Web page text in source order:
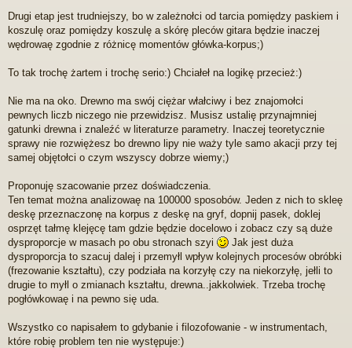
a
y
p
s
Drugi etap jest trudniejszy, bo w zależnołci od tarcia pomiędzy paskiem i
koszulę oraz pomiędzy koszulę a skórę pleców gitara będzie inaczej
wędrowaę zgodnie z różnicę momentów główka-korpus;)
To tak trochę żartem i trochę serio:) Chciałeł na logikę przecież:)
Nie ma na oko. Drewno ma swój ciężar włałciwy i bez znajomołci
pewnych liczb niczego nie przewidzisz. Musisz ustalię przynajmniej
gatunki drewna i znaleźć w literaturze parametry. Inaczej teoretycznie
sprawy nie rozwiężesz bo drewno lipy nie waży tyle samo akacji przy tej
samej objętołci o czym wszyscy dobrze wiemy;)
Proponuję szacowanie przez doświadczenia.
Ten temat można analizowaę na 100000 sposobów. Jeden z nich to skleę
deskę przeznaczonę na korpus z deskę na gryf, dopnij pasek, doklej
osprzęt tałmę klejęcę tam gdzie będzie docelowo i zobacz czy są duże
dysproporcje w masach po obu stronach szyi
Jak jest duża
dysproporcja to szacuj dalej i przemyłl wpływ kolejnych procesów obróbki
(frezowanie kształtu), czy podziała na korzyłę czy na niekorzyłę, jełli to
drugie to myłl o zmianach kształtu, drewna..jakkolwiek. Trzeba trochę
pogłówkowaę i na pewno się uda.
Wszystko co napisałem to gdybanie i filozofowanie - w instrumentach,
które robię problem ten nie występuje:)